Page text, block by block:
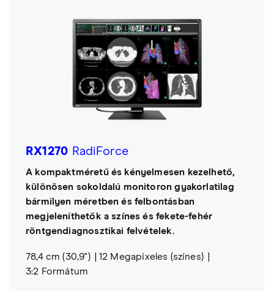
RX1270 RadiForce
A kompaktméretű és kényelmesen kezelhető,
különösen sokoldalú monitoron gyakorlatilag
bármilyen méretben és felbontásban
megjeleníthetők a színes és fekete-fehér
röntgendiagnosztikai felvételek.
78,4 cm (30,9")
12 Megapixeles (színes)
3:2 Formátum